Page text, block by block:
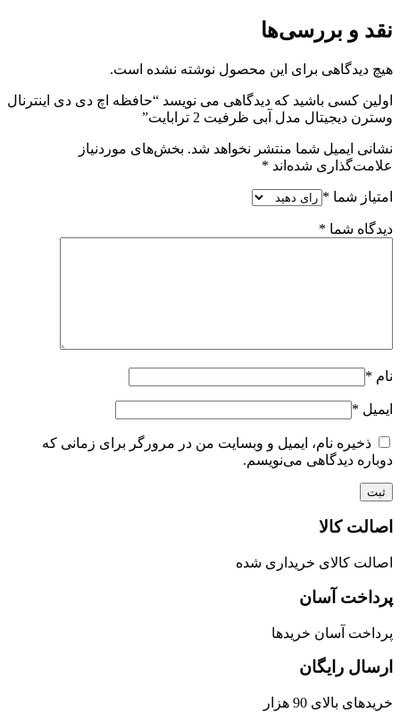
نقد و بررسی‌ها
هیچ دیدگاهی برای این محصول نوشته نشده است.
اولین کسی باشید که دیدگاهی می نویسد “حافظه اچ دی دی اینترنال
وسترن دیجیتال مدل آبی ظرفیت 2 ترابایت”
نشانی ایمیل شما منتشر نخواهد شد. بخش‌های موردنیاز
علامت‌گذاری شده‌اند *
امتیاز شما *
دیدگاه شما *
نام *
ایمیل *
ذخیره نام، ایمیل و وبسایت من در مرورگر برای زمانی که
دوباره دیدگاهی می‌نویسم.
اصالت کالا
اصالت کالای خریداری شده
پرداخت آسان
پرداخت آسان خریدها
ارسال رایگان
خریدهای بالای 90 هزار